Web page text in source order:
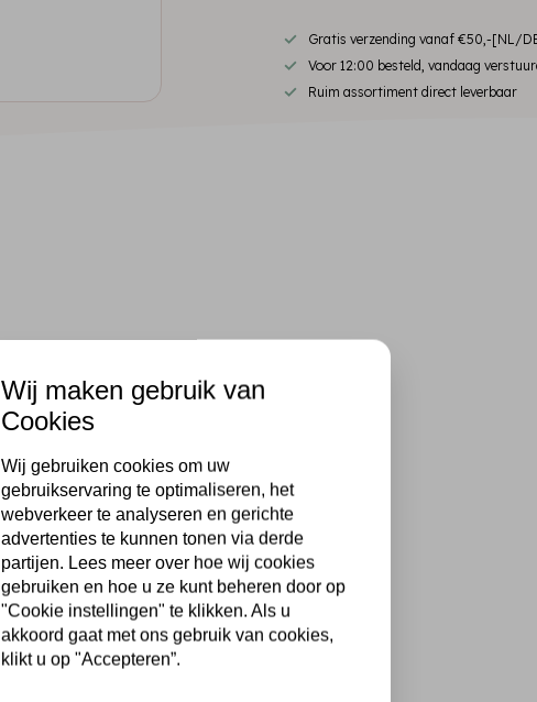
Gratis verzending vanaf €50,-[NL/
Voor 12:00 besteld, vandaag
Ruim assortiment direct leverbaar
Wij maken gebruik van
Cookies
Wij gebruiken cookies om uw
gebruikservaring te optimaliseren, het
webverkeer te analyseren en gerichte
advertenties te kunnen tonen via derde
partijen. Lees meer over hoe wij cookies
gebruiken en hoe u ze kunt beheren door op
"Cookie instellingen" te klikken. Als u
akkoord gaat met ons gebruik van cookies,
klikt u op "Accepteren”.